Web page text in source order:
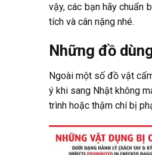
vậy, các bạn hãy chuẩn
tích và cân nặng nhé.
Những đồ
Ngoài một số đồ vật
ý khi sang Nhật không
trình hoặc thậm chí bị